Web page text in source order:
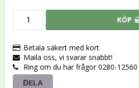
KÖP
Betala säkert med kort
Maila oss, vi svarar snabbt!
Ring om du har frågor 0280-12560
DELA